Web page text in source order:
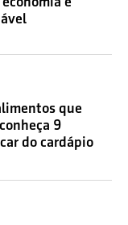
que
9
do cardápio